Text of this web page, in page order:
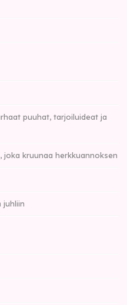
puuhat, tarjoiluideat ja
joka kruunaa herkkuannoksen
juhliin